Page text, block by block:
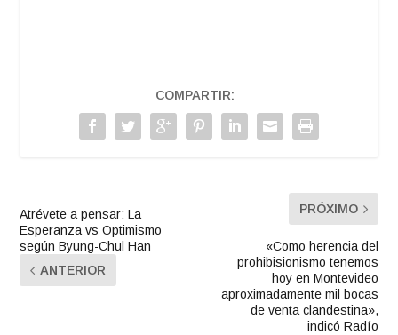
COMPARTIR:
Atrévete a pensar: La
Esperanza vs Optimismo
según Byung-Chul Han
ANTERIOR
PRÓXIMO
«Como herencia del
prohibisionismo tenemos
hoy en Montevideo
aproximadamente mil bocas
de venta clandestina»,
indicó Radío